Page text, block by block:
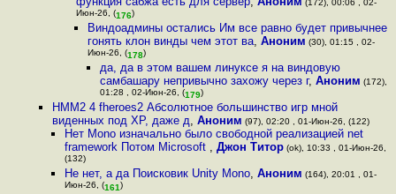
(172), 00:06 , 02-
Июн-26, (176)
Виндоадмины остались Им все равно будет привычнее
гонять клон винды чем этот ва,Аноним (30), 01:15 , 02-
Июн-26, (178)
да, да в этом вашем линуксе я на виндовую
самбашару непривычно захожу через г, Аноним (172),
01:28 , 02-Июн-26, (179)
HMM2 4 fheroes2 Абсолютное большинство игр мной
виденных под XP, даже д,Аноним (97), 02:20 , 01-Июн-26, (122)
Нет Mono изначально было свободной реализацией net
framework Потом Microsoft , Джон Титор(ok), 10:33 , 01-Июн-26,
(132)
Не нет, а да Поисковик Unity Mono, Аноним (164), 20:01 , 01-
Июн-26, (161)